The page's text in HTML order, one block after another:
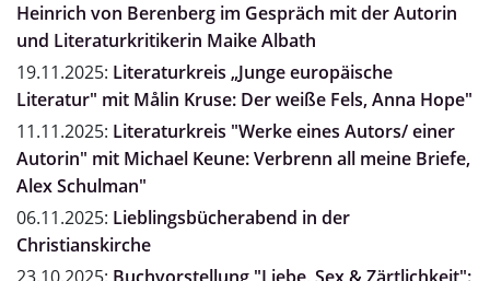
Heinrich von Berenberg im Gespräch mit der Autorin
und Literaturkritikerin Maike Albath
19.11.2025: Literaturkreis „Junge europäische
Literatur" mit Målin Kruse: Der weiße Fels, Anna Hope"
11.11.2025: Literaturkreis "Werke eines Autors/ einer
Autorin" mit Michael Keune: Verbrenn all meine Briefe,
Alex Schulman"
06.11.2025: Lieblingsbücherabend in der
Christianskirche